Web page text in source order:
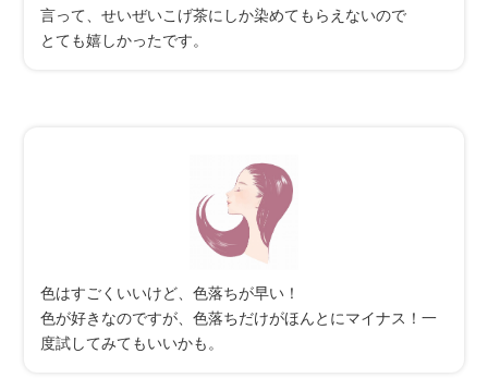
言って、せいぜいこげ茶にしか染めてもらえないので
とても嬉しかったです。
色はすごくいいけど、色落ちが早い！
色が好きなのですが、色落ちだけがほんとにマイナス！一
度試してみてもいいかも。